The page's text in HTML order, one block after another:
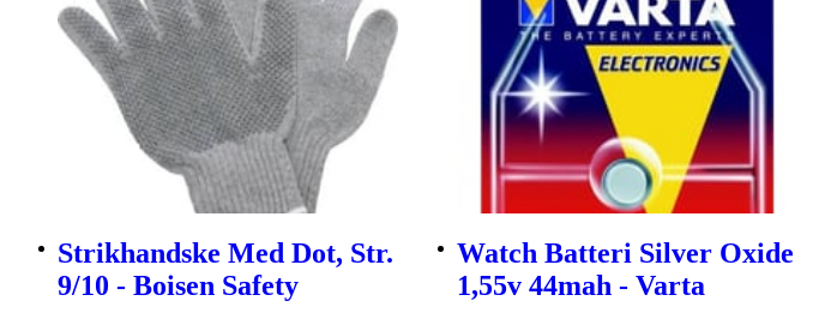
Strikhandske Med Dot, Str.
9/10 - Boisen Safety
Watch Batteri Silver Oxide
1,55v 44mah - Varta